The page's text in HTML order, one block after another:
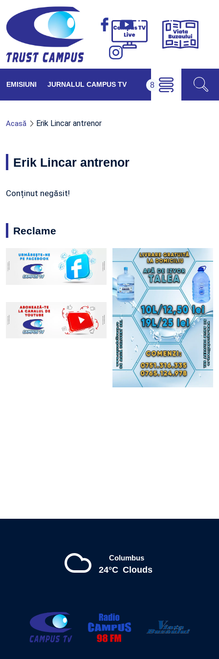
Campus
Viața
EMISIUNI JURNALUL CAMPUS TV
Acasă Erik Lincar antrenor
Erik Lincar antrenor
Conținut negăsit!
Reclame
Columbus
24°C Clouds